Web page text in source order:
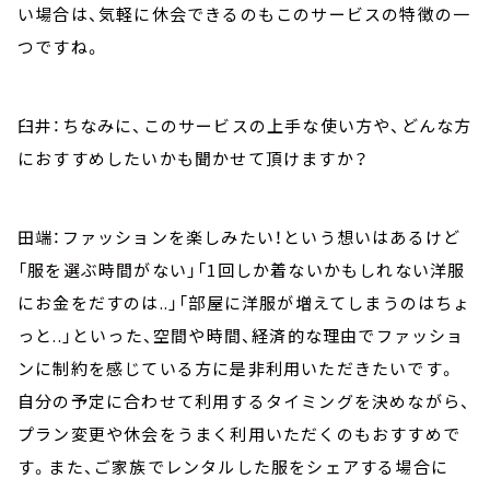
い場合は、気軽に休会できるのもこのサービスの特徴の一
つですね。
臼井：ちなみに、このサービスの上手な使い方や、どんな方
におすすめしたいかも聞かせて頂けますか？
田端：ファッションを楽しみたい！という想いはあるけど
「服を選ぶ時間がない」「1回しか着ないかもしれない洋服
にお金をだすのは..」「部屋に洋服が増えてしまうのはちょ
っと..」といった、空間や時間、経済的な理由でファッショ
ンに制約を感じている方に是非利用いただきたいです。
自分の予定に合わせて利用するタイミングを決めながら、
プラン変更や休会をうまく利用いただくのもおすすめで
す。また、ご家族でレンタルした服をシェアする場合に